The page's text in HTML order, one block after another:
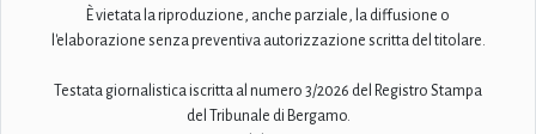
È vietata la riproduzione, anche parziale, la diffusione o
l'elaborazione senza preventiva autorizzazione scritta del titolare.
Testata giornalistica iscritta al numero 3/2026 del Registro Stampa
del Tribunale di Bergamo.